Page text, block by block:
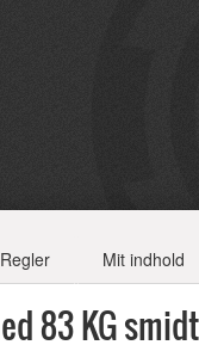
Regler Mit indhold
83 KG smidt